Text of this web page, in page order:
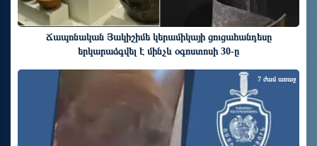
Ճապոնական Յակիշիմե կերամիկայի ցուցահանդեսը
երկարաձգվել է մինչև օգոստոսի 30-ը
7 ժամ առաջ